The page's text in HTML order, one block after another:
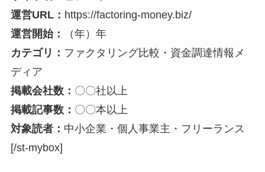
運営URL： https://factoring-money.biz/
運営開始：
（年）年
カテゴリ： ファクタリング比較・資金調達情報メ
ディア
掲載会社数： 〇〇社以上
掲載記事数： 〇〇本以上
対象読者： 中小企業・個人事業主・フリーランス
[/st-mybox]